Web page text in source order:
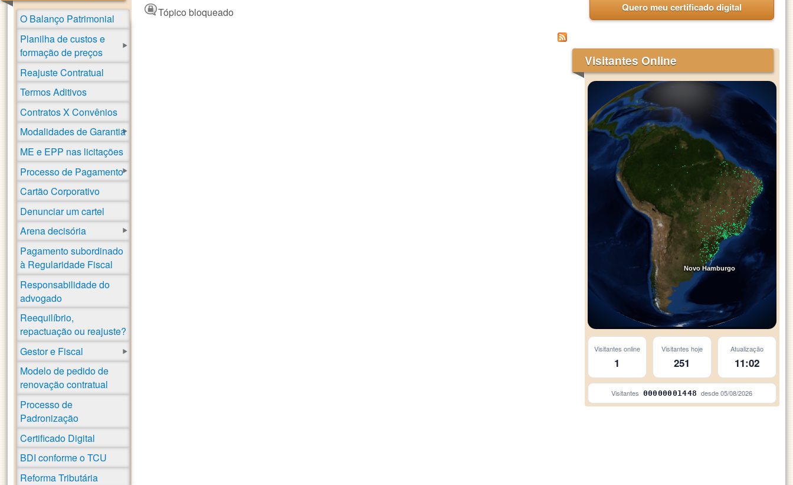
Tópico bloqueado
O Balanço Patrimonial
Planilha de custos e
formação de preços
Reajuste Contratual
Termos Aditivos
Contratos X Convênios
Modalidades de Garantia
ME e EPP nas licitações
Processo de Pagamento
Cartão Corporativo
Denunciar um cartel
Arena decisória
Pagamento subordinado
à Regularidade Fiscal
Responsabilidade do
advogado
Reequilíbrio,
repactuação ou reajuste?
Gestor e Fiscal
Modelo de pedido de
renovação contratual
Processo de
Padronização
Certificado Digital
BDI conforme o TCU
Reforma Tributária
Quero meu certificado digital
Visitantes Online
Novo Hamburgo
Visitantes online
1
Visitantes hoje
251
Atualização
11:02
Visitantes 00000001448 desde05/08/2026